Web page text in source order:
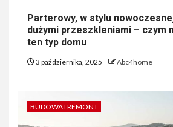
Parterowy, w stylu
dużymi przeszkleniami – czym
ten typ domu
3 października, 2025 Abc4home
BUDOWA I REMONT